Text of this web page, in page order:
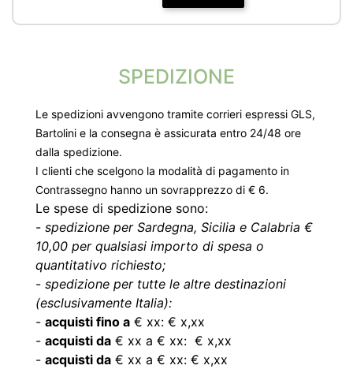
SPEDIZIONE
Le spedizioni avvengono tramite corrieri espressi GLS,
Bartolini e la consegna è assicurata entro 24/48 ore
dalla spedizione.
I clienti che scelgono la modalità di pagamento in
Contrassegno hanno un sovrapprezzo di € 6.
Le spese di spedizione sono:
- spedizione per Sardegna, Sicilia e Calabria €
10,00 per qualsiasi importo di spesa o
quantitativo richiesto;
- spedizione per tutte le altre destinazioni
(esclusivamente Italia):
- acquisti fino a € xx: € x,xx
- acquisti da € xx a € xx: € x,xx
- acquisti da € xx a € xx: € x,xx